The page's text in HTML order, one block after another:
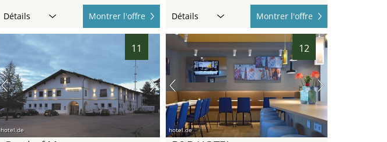
Détails Montrer l'offre Détails Montrer l'offre
11
hotel.de
12
hotel.de